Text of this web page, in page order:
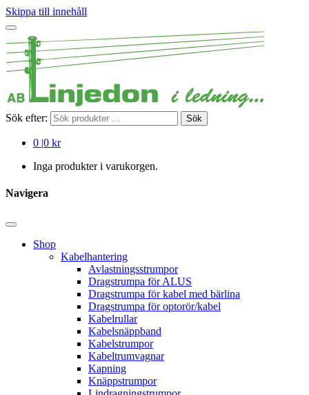
Skippa till innehåll
Sök efter: Sök
0 |0 kr
Inga produkter i varukorgen.
Navigera
Shop
Kabelhantering
Avlastningsstrumpor
Dragstrumpa för ALUS
Dragstrumpa för kabel med bärlina
Dragstrumpa för optorör/kabel
Kabelrullar
Kabelsnäppband
Kabelstrumpor
Kabeltrumvagnar
Kapning
Knäppstrumpor